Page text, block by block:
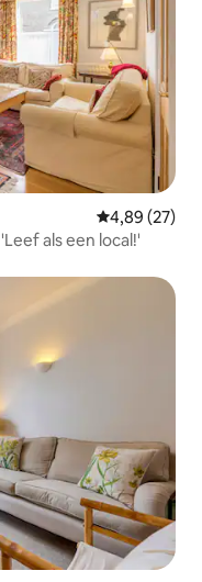
Gemiddelde
4,89 (27)
als een local!'